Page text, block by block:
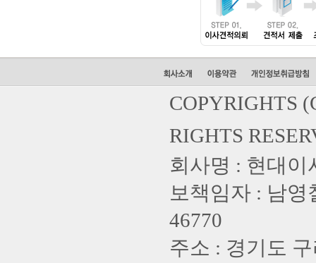
COPYRIGHTS
RIGHTS
회사명 : 현대이
보책임자 : 남영
46770
주소 : 경기도